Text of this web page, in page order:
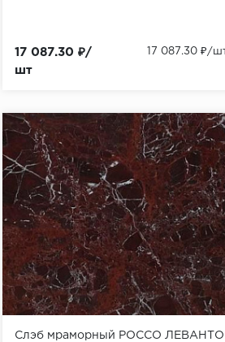
17 087.30 ₽/
шт
17 087.30 ₽/
Слэб мраморный РОССО ЛЕВАНТО